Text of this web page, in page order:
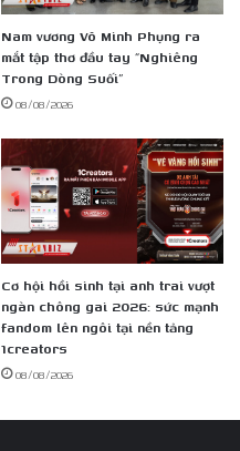
Nam vương Võ Minh Phụng ra
mắt tập thơ đầu tay “Nghiêng
Trong Dòng Suối”
08/08/2026
Cơ hội hồi sinh tại anh trai vượt
ngàn chông gai 2026: sức mạnh
fandom lên ngôi tại nền tảng
1creators
08/08/2026